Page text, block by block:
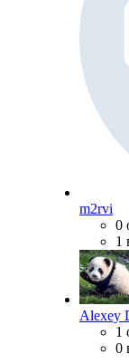
m2rvi
0
1
Alexey
1
0